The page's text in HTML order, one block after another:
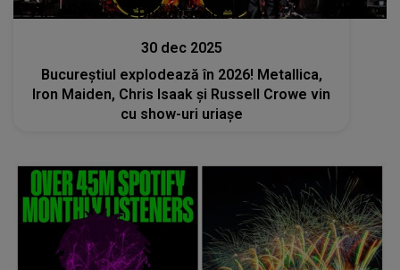
Divertisment
30 dec 2025
Bucureștiul explodează în 2026! Metallica,
Iron Maiden, Chris Isaak și Russell Crowe vin
cu show-uri uriașe